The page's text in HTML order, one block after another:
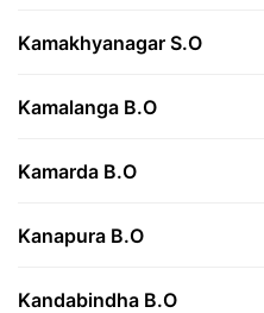
Kamakhyanagar S.O
Kamalanga B.O
Kamarda B.O
Kanapura B.O
Kandabindha B.O